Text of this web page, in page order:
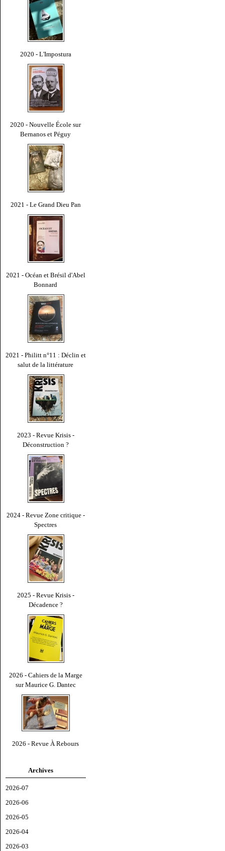
2020 - L'Impostura
2020 - Nouvelle École sur
Bernanos et Péguy
2021 - Le Grand Dieu Pan
2021 - Océan et Brésil d'Abel
Bonnard
2021 - Philitt n°11 : Déclin et
salut de la littérature
2023 - Revue Krisis -
Déconstruction ?
2024 - Revue Zone critique -
Spectres
2025 - Revue Krisis -
Décadence ?
2026 - Cahiers de la Marge
sur Maurice G. Dantec
2026 - Revue À Rebours
Archives
2026-07
2026-06
2026-05
2026-04
2026-03